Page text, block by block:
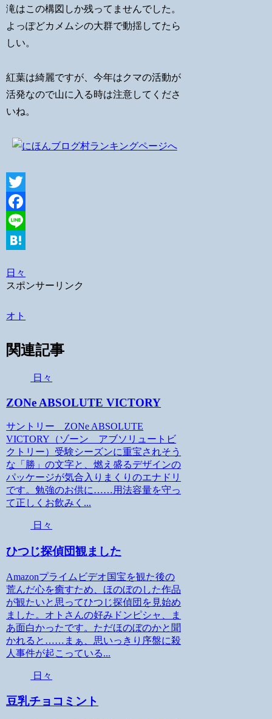
滝はこの構図しか残ってませんでした。
よっぽどカメムシの大群で動揺してたら
しい。
紅葉は綺麗ですが、今年はクマの活動が
活発なので山に入る時は注意してくださ
いね。
Twitter
Facebook
Line
日々
スポンサーリンク
オト
関連記事
日々
ZONe ABSOLUTE VICTORY
サントリー ZONe ABSOLUTE
VICTORY（ゾーン アブソリュートビ
クトリー）受験シーズンに重宝されそう
な「勝」の文字と、燃え盛るデザインの
パッケージが気合入りまくりのエナドリ
です。勉強のお供に……用法容量を守っ
て正しくお飲みく...
日々
ひつじ探偵団観ました
Amazonプライムビデオ国宝を観た後の
荒んだ心を癒すため、ほのぼのした作品
が観たいと思ってひつじ探偵団を見始め
ました。オトさんの好みドンピシャ、ま
あ面白かったです。ただほのぼのかと聞
かれると……まぁ、思いっきり序盤に殺
人事件が起こっている...
日々
豆乳チョコミント